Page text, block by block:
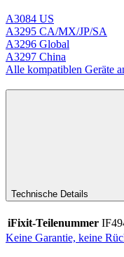
A3084 US
A3295 CA/MX/JP/SA
A3296 Global
A3297 China
Alle kompatiblen Geräte
Technische Details
iFixit-Teilenummer
Keine Garantie, keine